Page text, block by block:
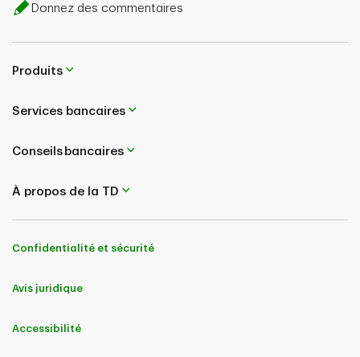
Donnez des commentaires
Produits
Services bancaires
Conseils bancaires
À propos de la TD
Confidentialité et sécurité
Avis juridique
Accessibilité